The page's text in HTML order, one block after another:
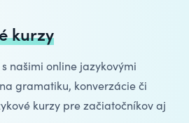
kurzy
našimi online jazykovými
gramatiku, konverzácie či
kurzy pre začiatočníkov aj